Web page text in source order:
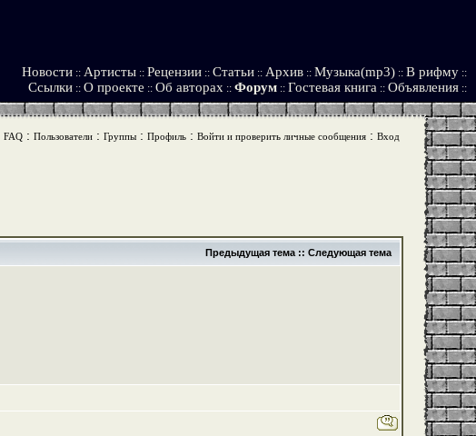
Новости :: Артисты :: Рецензии :: Статьи :: Архив :: Музыка(mp3) :: В рифму ::
Ссылки :: О проекте :: Об авторах :: Форум :: Гостевая книга :: Объявления ::
FAQ: Пользователи: Группы: Профиль: Войти и проверить личные сообщения: Вход
Предыдущая тема:: Следующая тема